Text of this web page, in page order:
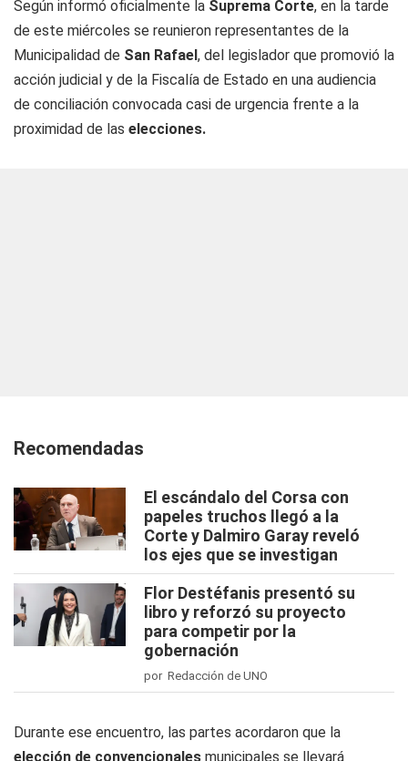
Según informó oficialmente la Suprema Corte, en la tarde
de este miércoles se reunieron representantes de la
Municipalidad de San Rafael, del legislador que promovió la
acción judicial y de la Fiscalía de Estado en una audiencia
de conciliación convocada casi de urgencia frente a la
proximidad de las elecciones.
Recomendadas
El escándalo del Corsa con
papeles truchos llegó a la
Corte y Dalmiro Garay reveló
los ejes que se investigan
Flor Destéfanis presentó su
libro y reforzó su proyecto
para competir por la
gobernación
por Redacción de UNO
Durante ese encuentro, las partes acordaron que la
elección de convencionales municipales se llevará